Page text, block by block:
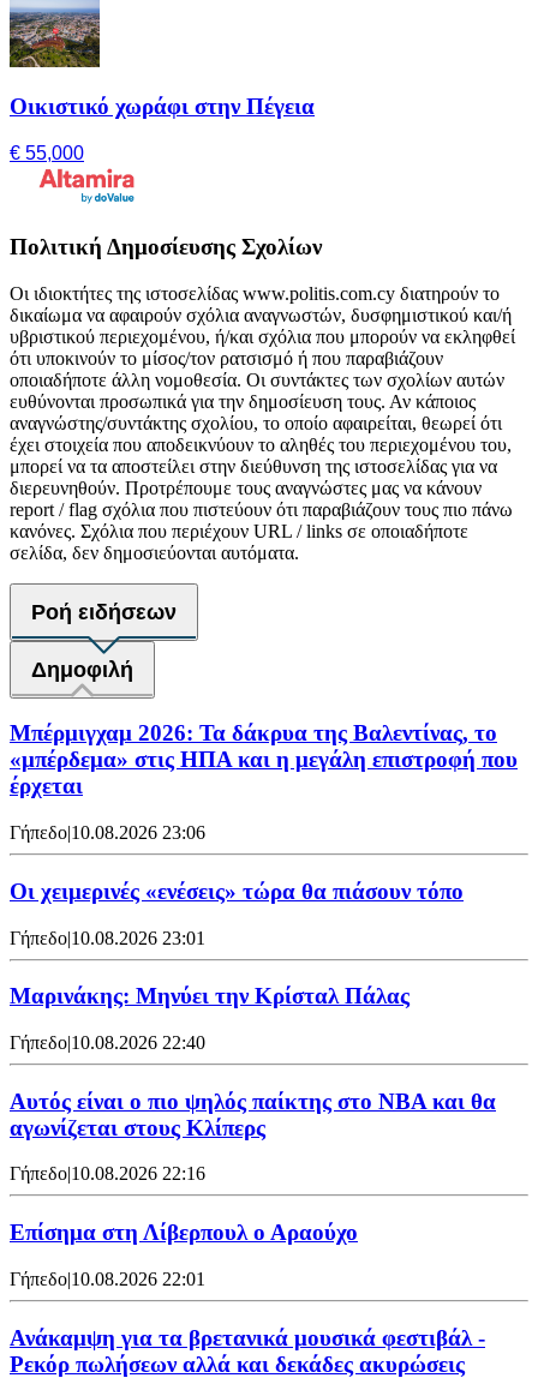
Οικιστικό χωράφι στην Πέγεια
€ 55,000
Πολιτική Δημοσίευσης Σχολίων
Οι ιδιοκτήτες της ιστοσελίδας www.politis.com.cy διατηρούν το
δικαίωμα να αφαιρούν σχόλια αναγνωστών, δυσφημιστικού και/ή
υβριστικού περιεχομένου, ή/και σχόλια που μπορούν να εκληφθεί
ότι υποκινούν το μίσος/τον ρατσισμό ή που παραβιάζουν
οποιαδήποτε άλλη νομοθεσία. Οι συντάκτες των σχολίων αυτών
ευθύνονται προσωπικά για την δημοσίευση τους. Αν κάποιος
αναγνώστης/συντάκτης σχολίου, το οποίο αφαιρείται, θεωρεί ότι
έχει στοιχεία που αποδεικνύουν το αληθές του περιεχομένου του,
μπορεί να τα αποστείλει στην διεύθυνση της ιστοσελίδας για να
διερευνηθούν. Προτρέπουμε τους αναγνώστες μας να κάνουν
report / flag σχόλια που πιστεύουν ότι παραβιάζουν τους πιο πάνω
κανόνες. Σχόλια που περιέχουν URL / links σε οποιαδήποτε
σελίδα, δεν δημοσιεύονται αυτόματα.
Ροή ειδήσεων
Δημοφιλή
Μπέρμιγχαμ 2026: Τα δάκρυα της Βαλεντίνας, το
«μπέρδεμα» στις ΗΠΑ και η μεγάλη επιστροφή που
έρχεται
Γήπεδο|10.08.2026 23:06
Οι χειμερινές «ενέσεις» τώρα θα πιάσουν τόπο
Γήπεδο|10.08.2026 23:01
Μαρινάκης: Μηνύει την Κρίσταλ Πάλας
Γήπεδο|10.08.2026 22:40
Αυτός είναι ο πιο ψηλός παίκτης στο NBA και θα
αγωνίζεται στους Κλίπερς
Γήπεδο|10.08.2026 22:16
Επίσημα στη Λίβερπουλ ο Αραούχο
Γήπεδο|10.08.2026 22:01
Ανάκαμψη για τα βρετανικά μουσικά φεστιβάλ -
Ρεκόρ πωλήσεων αλλά και δεκάδες ακυρώσεις